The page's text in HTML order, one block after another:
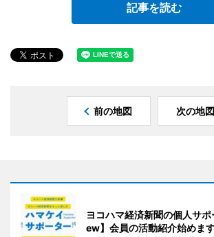
記事を読む
前の地図 次の地図
ヨコハマ経済新聞の個人サ
ew】会員の活動紹介始めま